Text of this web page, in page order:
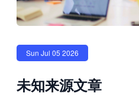
Sun Jul 05 2026
未知来源文章